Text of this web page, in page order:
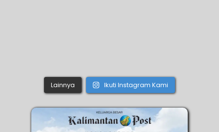
Lainnya Ikuti Instagram Kami